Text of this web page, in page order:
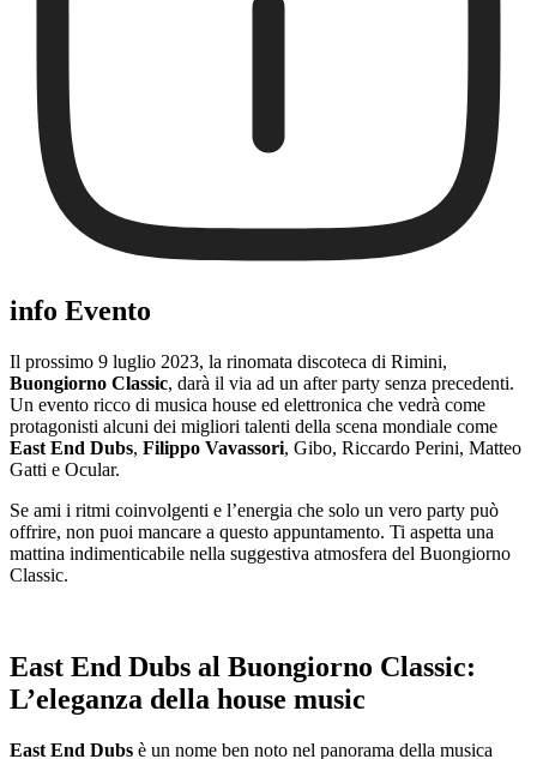
info Evento
Il prossimo 9 luglio 2023, la rinomata discoteca di Rimini,
Buongiorno Classic, darà il via ad un after party senza precedenti.
Un evento ricco di musica house ed elettronica che vedrà come
protagonisti alcuni dei migliori talenti della scena mondiale come
East End Dubs, Filippo Vavassori, Gibo, Riccardo Perini, Matteo
Gatti e Ocular.
Se ami i ritmi coinvolgenti e l’energia che solo un vero party può
offrire, non puoi mancare a questo appuntamento. Ti aspetta una
mattina indimenticabile nella suggestiva atmosfera del Buongiorno
Classic.
East End Dubs al Buongiorno Classic:
L’eleganza della house music
East End Dubs è un nome ben noto nel panorama della musica